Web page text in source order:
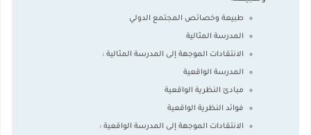
طبيعة وخصائص المجتمع الدولي
المدرسة المثالية
الانتقادات الموجهة إلى المدرسة المثالية :
المدرسة الواقعية
مبادئ النظرية الواقعية
فوائد النظرية الواقعية
الانتقادات الموجهة إلى المدرسة الواقعية :